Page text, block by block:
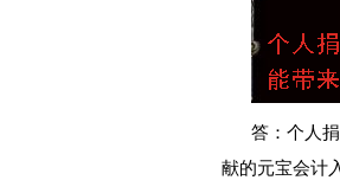
答：个人
献的元宝会计